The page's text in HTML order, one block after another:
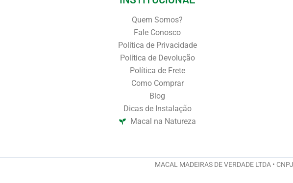
Quem Somos?
Fale Conosco
Política de Privacidade
Política de Devolução
Política de Frete
Como Comprar
Blog
Dicas de Instalação
Macal na Natureza
MACAL MADEIRAS DE VERDADE LTDA •